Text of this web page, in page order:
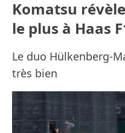
Komatsu
le plus à Haas
Le duo Hülkenberg-
très bien